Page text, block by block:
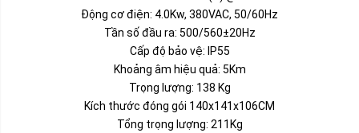
Động cơ điện: 4.0Kw, 380VAC, 50/60Hz
Tần số đầu ra: 500/560±20Hz
Cấp độ bảo vệ: IP55
Khoảng âm hiệu quả: 5Km
Trọng lượng: 138 Kg
Kích thước đóng gói 140x141x106CM
Tổng trọng lượng: 211Kg